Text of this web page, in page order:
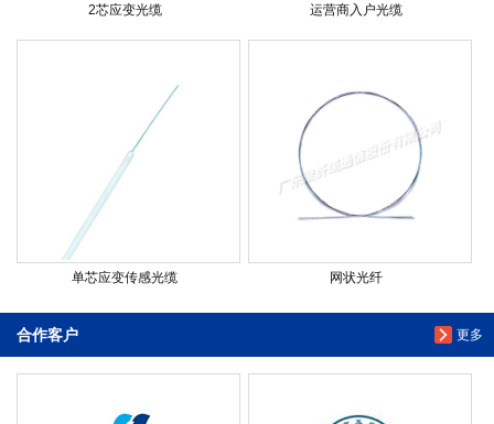
2芯应变光缆 运营商入户光缆
单芯应变传感光缆 网状光纤
更多
合作客户